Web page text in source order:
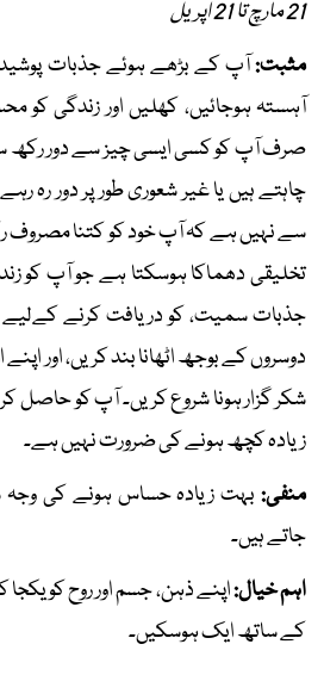
21 مارچ تا 21 اپریل
مثبت:آپ کے بڑھے ہوئے جذبات
آہستہ ہوجائیں، کھلیں اور زندگی کو
صرف آپ کو کسی ایسی چیز سے دور
چاہتے ہیں یا غیر شعوری طور پر دور رہ
سے نہیں ہے کہ آپ خود کو کتنا مصروف
تخلیقی دھماکا ہوسکتا ہے جو آپ کو
جذبات سمیت، کو دریافت کرنے کےلیے
دوسروں کے بوجھ اٹھانا بند کریں، اور
شکر گزار ہونا شروع کریں۔ آپ کو
زیادہ کچھ ہونے کی ضرورت نہیں ہے۔
منفی: بہت زیادہ حساس ہونے کی وجہ
جاتے ہیں۔
اہم خیال:اپنے ذہن، جسم اور روح کو یکجا
کے ساتھ ایک ہوسکیں۔